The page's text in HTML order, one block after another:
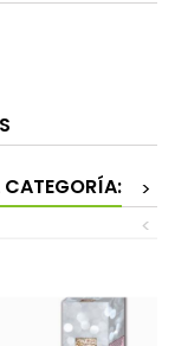
CATEGORÍA:
>
<